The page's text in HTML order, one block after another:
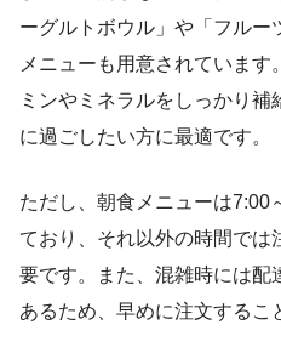
ーグルトボウル」や「フルー
メニューも用意されていま
ミンやミネラルをしっかり
に過ごしたい方に最適です。
ただし、朝食メニューは7:00
ており、それ以外の時間で
要です。また、混雑時には配
あるため、早めに注文するこ